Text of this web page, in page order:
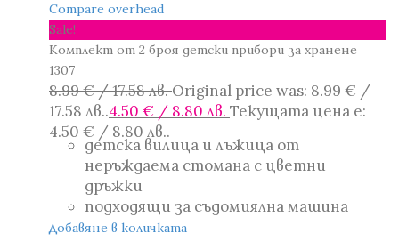
Compare overhead
Sale!
Комплект от 2 броя детски прибори за хранене
1307
8.99€/ 17.58 лв.Original price was: 8.99 € /
17.58 лв..4.50 € / 8.80 лв. Текущата цена е:
4.50 € / 8.80 лв..
детска вилица и лъжица от
неръждаема стомана с цветни
дръжки
подходящи за съдомиялна машина
Добавяне в количката